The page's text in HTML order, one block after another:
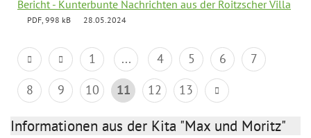
Bericht - Kunterbunte Nachrichten aus der Roitzscher Villa
PDF, 998 kB 28.05.2024
1 ... 4 5 6
7
8
9 10 11 12 13
Informationen aus der Kita "Max und Moritz"